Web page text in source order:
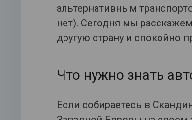
альтернативным
нет). Сегодня мы
другую страну и спокойно
Что нужно знать
Если собираетесь в